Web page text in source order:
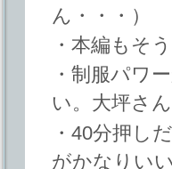
ん・・・）
・本編もそ
・制服パワ
い。大坪さ
・40分押し
がかなりい